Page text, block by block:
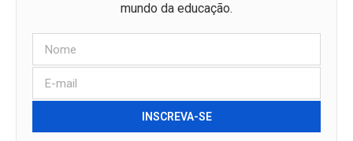
mundo da educação.
INSCREVA-SE